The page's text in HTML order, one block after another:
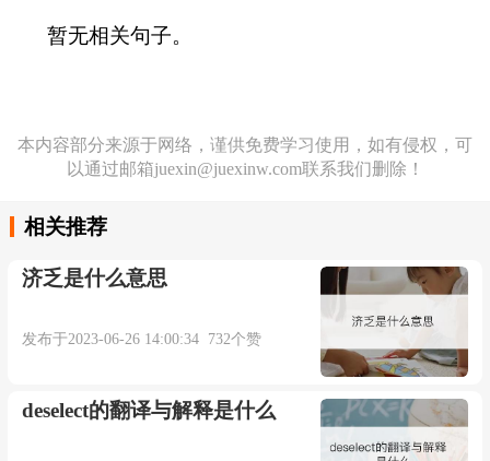
暂无相关句子。
本内容部分来源于网络，谨供免费学习使用，如有侵权，可
以通过邮箱juexin@juexinw.com联系我们删除！
相关推荐
济乏是什么意思
发布于2023-06-26 14:00:34 732个赞
deselect的翻译与解释是什么